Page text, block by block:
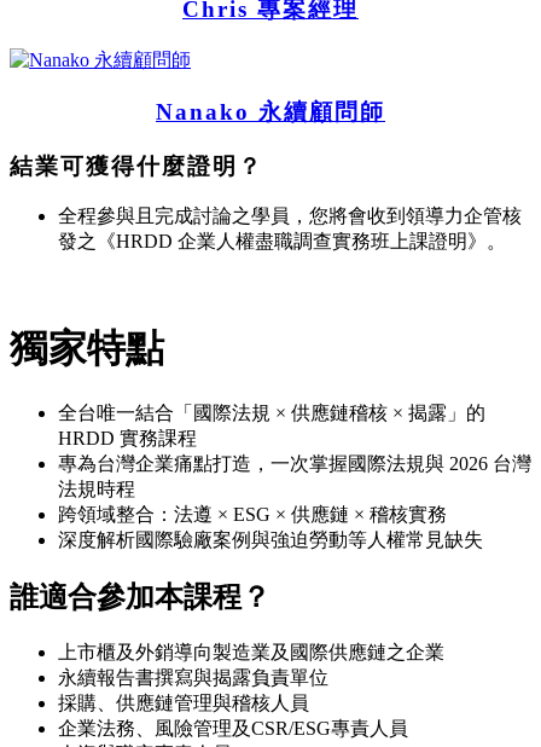
Chris 專案經理
Nanako 永續顧問師
結業可獲得什麼證明？
全程參與且完成討論之學員，您將會收到領導力企管核
發之《HRDD 企業人權盡職調查實務班上課證明》。
獨家特點
全台唯一結合「國際法規 × 供應鏈稽核 × 揭露」的
HRDD 實務課程
專為台灣企業痛點打造，一次掌握國際法規與 2026 台灣
法規時程
跨領域整合：法遵 × ESG × 供應鏈 × 稽核實務
深度解析國際驗廠案例與強迫勞動等人權常見缺失
誰適合參加本課程？
上市櫃及外銷導向製造業及國際供應鏈之企業
永續報告書撰寫與揭露負責單位
採購、供應鏈管理與稽核人員
企業法務、風險管理及CSR/ESG專責人員